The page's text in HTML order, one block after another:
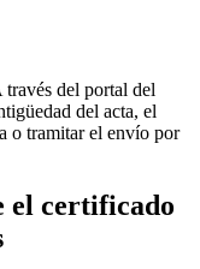
través del portal del
del acta, el
o tramitar el envío por
el certificado